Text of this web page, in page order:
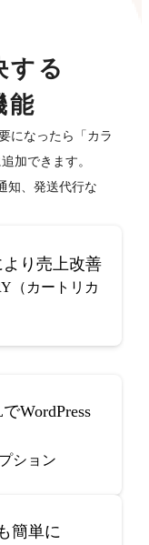
する
能
になったら「カラ
加できます。
知、発送代行な
り売上改善
（カートリカ
WordPress
ション
簡単に